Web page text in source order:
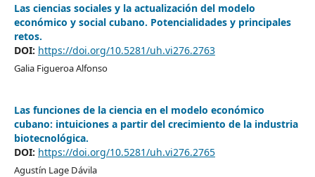
Las ciencias sociales y la actualización del modelo
económico y social cubano. Potencialidades y principales
retos.
DOI: https://doi.org/10.5281/uh.vi276.2763
Galia Figueroa Alfonso
Las funciones de la ciencia en el modelo económico
cubano: intuiciones a partir del crecimiento de la industria
biotecnológica.
DOI: https://doi.org/10.5281/uh.vi276.2765
Agustín Lage Dávila